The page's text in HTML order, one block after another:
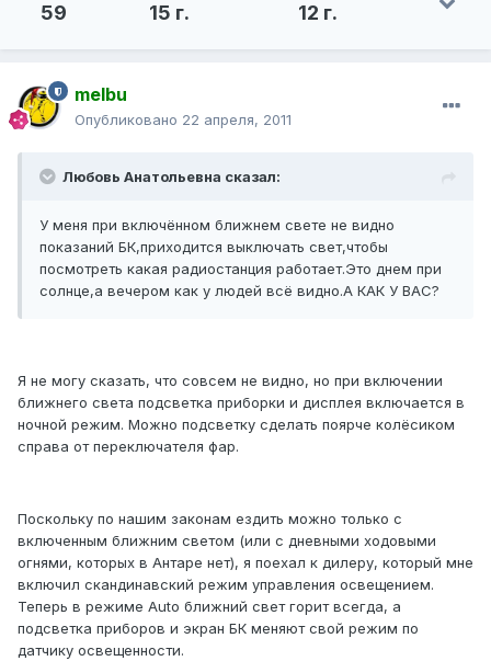
59 15 г. 12 г.
melbu
Опубликовано 22 апреля, 2011
Любовь Анатольевна сказал:
У меня при включённом ближнем свете не видно
показаний БК,приходится выключать свет,чтобы
посмотреть какая радиостанция работает.Это днем при
солнце,а вечером как у людей всё видно.А КАК У ВАС?
Я не могу сказать, что совсем не видно, но при включении
ближнего света подсветка приборки и дисплея включается в
ночной режим. Можно подсветку сделать поярче колёсиком
справа от переключателя фар.
Поскольку по нашим законам ездить можно только с
включенным ближним светом (или с дневными ходовыми
огнями, которых в Антаре нет), я поехал к дилеру, который мне
включил скандинавский режим управления освещением.
Теперь в режиме Auto ближний свет горит всегда, а
подсветка приборов и экран БК меняют свой режим по
датчику освещенности.